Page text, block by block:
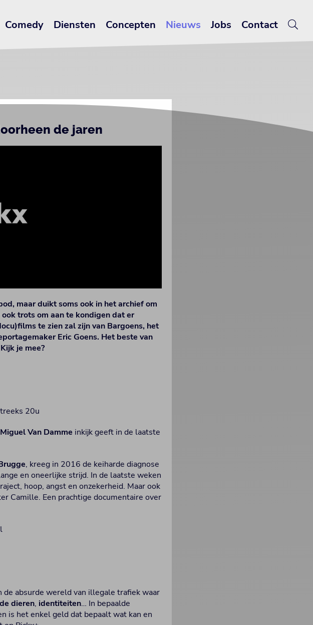
Comedy Diensten Concepten Nieuws Jobs Contact
de jaren
maar duikt soms ook in het archief om
trots om aan te kondigen dat er
te zien zal zijn van Bargoens, het
Eric Goens. Het beste van
je mee?
20u
Miguel Van Damme inkijk geeft in de laatste
, kreeg in 2016 de keiharde diagnose
en oneerlijke strijd. In de laatste weken
hoop, angst en onzekerheid. Maar ook
Camille. Een prachtige documentaire over
de absurde wereld van illegale trafiek waar
dieren, identiteiten… In bepaalde
is het enkel geld dat bepaalt wat kan en